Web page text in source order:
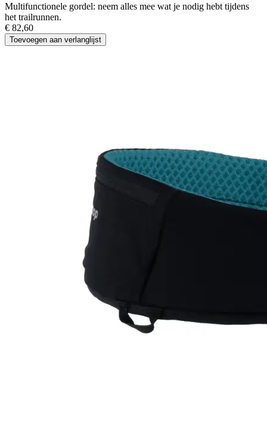
Multifunctionele gordel: neem alles mee wat je nodig hebt tijdens
het trailrunnen.
€ 82,60
Toevoegen aan verlanglijst